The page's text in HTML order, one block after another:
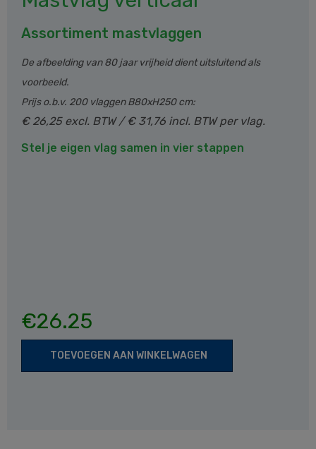
Assortiment mastvlaggen
De afbeelding van 80 jaar vrijheid dient uitsluitend als
voorbeeld.
Prijs o.b.v. 200 vlaggen B80xH250 cm:
€ 26,25 excl. BTW / € 31,76 incl. BTW per vlag.
Stel je eigen vlag samen in vier stappen
€26.25
TOEVOEGEN AAN WINKELWAGEN